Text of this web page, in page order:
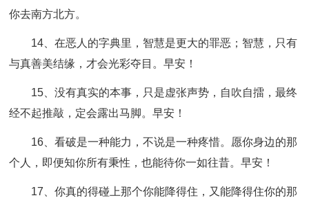
你去南方北方。
14、在恶人的字典里，智慧是更大的罪恶；智慧，只有
与真善美结缘，才会光彩夺目。早安！
15、没有真实的本事，只是虚张声势，自吹自擂，最终
经不起推敲，定会露出马脚。早安！
16、看破是一种能力，不说是一种疼惜。愿你身边的那
个人，即便知你所有秉性，也能待你一如往昔。早安！
17、你真的得碰上那个你能降得住，又能降得住你的那